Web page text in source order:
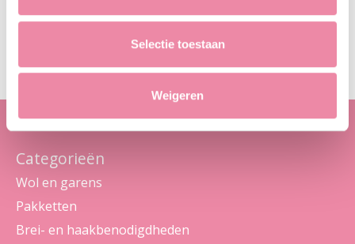
Selectie toestaan
Weigeren
Maak je geen zorgen, we sturen geen spam
Categorieën
Wol en garens
Pakketten
Brei- en haakbenodigdheden